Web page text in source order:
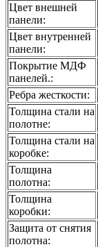
Цвет внешней
панели:
Цвет внутренней
панели:
Покрытие МДФ
панелей.:
Ребра жесткости:
Толщина стали на
полотне:
Толщина стали на
коробке:
Толщина
полотна:
Толщина
коробки:
Защита от снятия
полотна: